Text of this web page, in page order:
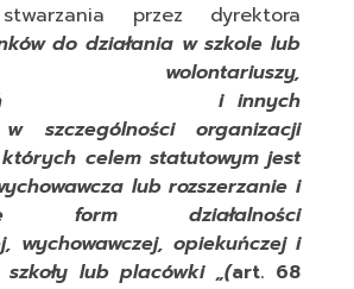
przez dyrektora
do działania w szkole lub
wolontariuszy,
i innych
szczególności organizacji
celem statutowym jest
lub rozszerzanie i
form działalności
wychowawczej, opiekuńczej i
szkoły lub placówki „(art. 68